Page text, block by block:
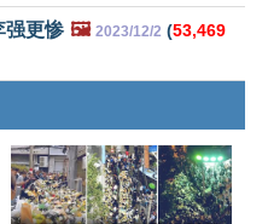
强更惨 🖼️ 2023/12/2 (53,469